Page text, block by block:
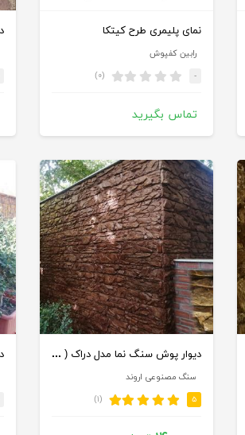
نمای پلیمری طرح کیتکا
رابین کفپوش
- (۰)
تماس بگیرید
دیوار پوش سنگ نما مدل دراک ( صخره ای )
سنگ مصنوعی اروند
۵ (۱)